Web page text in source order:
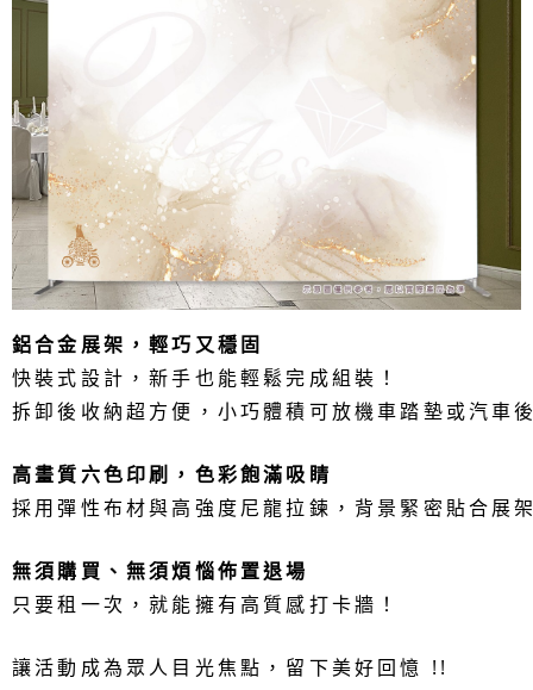
鋁合金展架，輕巧又穩固
快裝式設計，新手也能輕鬆完成組裝！
拆卸後收納超方便，小巧體積可放機車踏墊或汽車
高畫質六色印刷，色彩飽滿吸睛
採用彈性布材與高強度尼龍拉鍊，背景緊密貼合展
無須購買、無須煩惱佈置退場
只要租一次，就能擁有高質感打卡牆！
讓活動成為眾人目光焦點，留下美好回憶 !!